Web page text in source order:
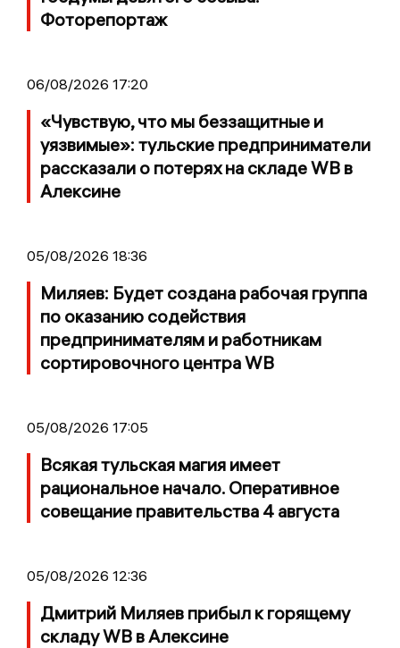
Фоторепортаж
06/08/2026 17:20
«Чувствую, что мы беззащитные и
уязвимые»: тульские предприниматели
рассказали о потерях на складе WB в
Алексине
05/08/2026 18:36
Миляев: Будет создана рабочая группа
по оказанию содействия
предпринимателям и работникам
сортировочного центра WB
05/08/2026 17:05
Всякая тульская магия имеет
рациональное начало. Оперативное
совещание правительства 4 августа
05/08/2026 12:36
Дмитрий Миляев прибыл к горящему
складу WB в Алексине